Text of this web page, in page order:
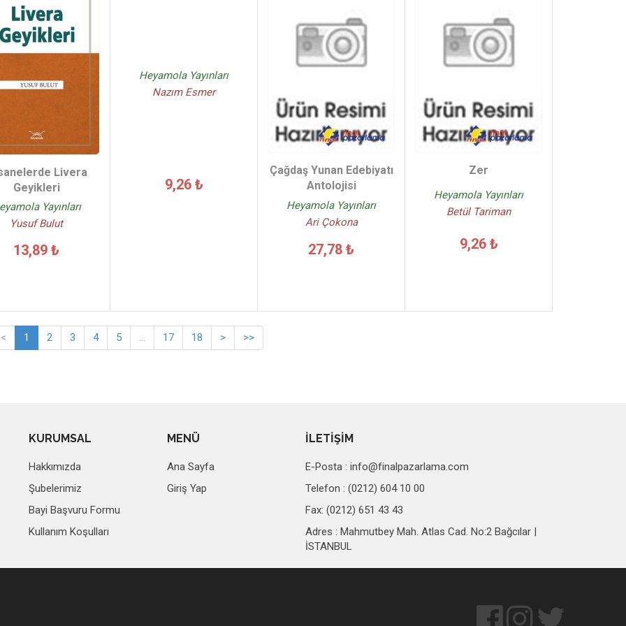
Livera
Geyikleri
Yayınları
Yusuf Bulut
13,89 ₺
Heyamola Yayınları
Nazım Esmer
9,26 ₺
Çağdaş Yunan Edebiyatı
Antolojisi
Heyamola Yayınları
Ari Çokona
27,78 ₺
Zer
Heyamola Yayınları
Betül Tariman
9,26 ₺
< 1 2 3 4 5 ... 17 18 > >>
KURUMSAL
Hakkımızda
Şubelerimiz
Bayi Başvuru Formu
Kullanım Koşulları
MENÜ
Ana Sayfa
Giriş Yap
İLETİŞİM
E-Posta :info@finalpazarlama.com
Telefon : (0212) 604 10 00
Fax: (0212) 651 43 43
Adres : Mahmutbey Mah. Atlas Cad. No:2 Bağcılar |
İSTANBUL